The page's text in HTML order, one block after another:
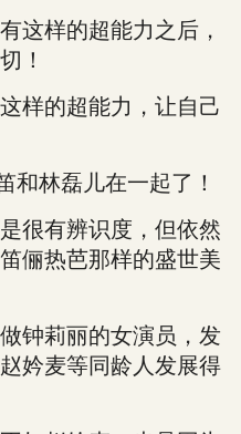
样的超能力之后，
！
的超能力，让自己
和林磊儿在一起了！
有辨识度，但依然
俪热芭那样的盛世美
莉丽的女演员，发
妗麦等同龄人发展得